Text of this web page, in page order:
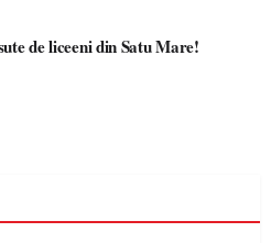
de liceeni din Satu Mare!